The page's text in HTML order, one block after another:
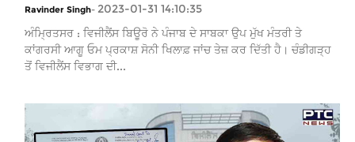
Ravinder Singh- 2023-01-31 14:10:35
ਅੰਮ੍ਰਿਤਸਰ : ਵਿਜੀਲੈਂਸ ਬਿਊਰੋ ਨੇ ਪੰਜਾਬ ਦੇ ਸਾਬਕਾ ਉਪ ਮੁੱਖ ਮੰਤਰੀ ਤੇ
ਕਾਂਗਰਸੀ ਆਗੂ ਓਮ ਪ੍ਰਕਾਸ਼ ਸੋਨੀ ਖਿਲਾਫ਼ ਜਾਂਚ ਤੇਜ਼ ਕਰ ਦਿੱਤੀ ਹੈ। ਚੰਡੀਗੜ੍ਹ
ਤੋਂ ਵਿਜੀਲੈਂਸ ਵਿਭਾਗ ਦੀ...